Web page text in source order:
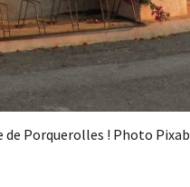
de Porquerolles ! Photo